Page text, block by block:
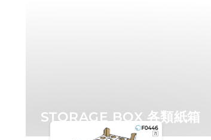
STORAGE BOX 各類紙箱